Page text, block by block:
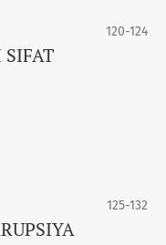
120-124
125-132